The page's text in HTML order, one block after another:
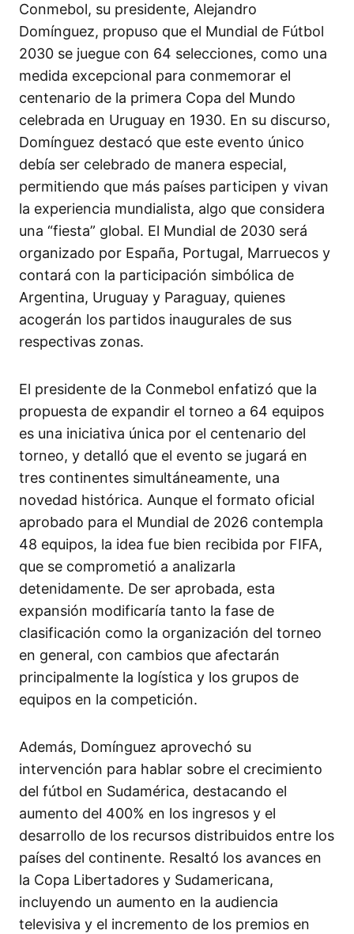
Conmebol, su presidente, Alejandro
Domínguez, propuso que el Mundial de Fútbol
2030 se juegue con 64 selecciones, como una
medida excepcional para conmemorar el
centenario de la primera Copa del Mundo
celebrada en Uruguay en 1930. En su discurso,
Domínguez destacó que este evento único
debía ser celebrado de manera especial,
permitiendo que más países participen y vivan
la experiencia mundialista, algo que considera
una “fiesta” global. El Mundial de 2030 será
organizado por España, Portugal, Marruecos y
contará con la participación simbólica de
Argentina, Uruguay y Paraguay, quienes
acogerán los partidos inaugurales de sus
respectivas zonas.
El presidente de la Conmebol enfatizó que la
propuesta de expandir el torneo a 64 equipos
es una iniciativa única por el centenario del
torneo, y detalló que el evento se jugará en
tres continentes simultáneamente, una
novedad histórica. Aunque el formato oficial
aprobado para el Mundial de 2026 contempla
48 equipos, la idea fue bien recibida por FIFA,
que se comprometió a analizarla
detenidamente. De ser aprobada, esta
expansión modificaría tanto la fase de
clasificación como la organización del torneo
en general, con cambios que afectarán
principalmente la logística y los grupos de
equipos en la competición.
Además, Domínguez aprovechó su
intervención para hablar sobre el crecimiento
del fútbol en Sudamérica, destacando el
aumento del 400% en los ingresos y el
desarrollo de los recursos distribuidos entre los
países del continente. Resaltó los avances en
la Copa Libertadores y Sudamericana,
incluyendo un aumento en la audiencia
televisiva y el incremento de los premios en